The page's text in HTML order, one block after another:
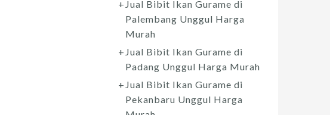
Jual Bibit Ikan Gurame di
Palembang Unggul Harga
Murah
Jual Bibit Ikan Gurame di
Padang Unggul Harga Murah
Jual Bibit Ikan Gurame di
Pekanbaru Unggul Harga